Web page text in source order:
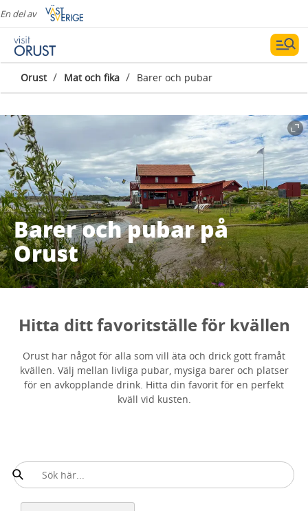
En del av
Orust / Mat och fika / Barer och pubar
Barer och pubar på
Orust
Hitta ditt favoritställe för kvällen
Orust har något för alla som vill äta och drick gott framåt
kvällen. Välj mellan livliga pubar, mysiga barer och platser
för en avkopplande drink. Hitta din favorit för en perfekt
kväll vid kusten.